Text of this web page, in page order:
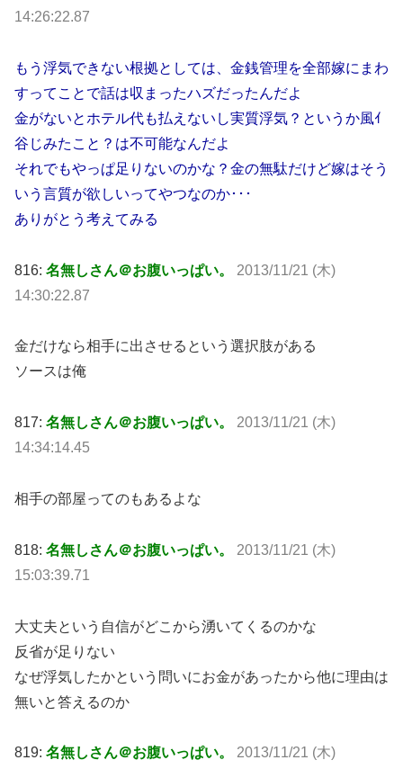
14:26:22.87
もう浮気できない根拠としては、金銭管理を全部嫁にまわ
すってことで話は収まったハズだったんだよ
金がないとホテル代も払えないし実質浮気？というか風ｲ
谷じみたこと？は不可能なんだよ
それでもやっぱ足りないのかな？金の無駄だけど嫁はそう
いう言質が欲しいってやつなのか･･･
ありがとう考えてみる
816: 名無しさん＠お腹いっぱい。 2013/11/21 (木)
14:30:22.87
金だけなら相手に出させるという選択肢がある
ソースは俺
817: 名無しさん＠お腹いっぱい。 2013/11/21 (木)
14:34:14.45
相手の部屋ってのもあるよな
818: 名無しさん＠お腹いっぱい。 2013/11/21 (木)
15:03:39.71
大丈夫という自信がどこから湧いてくるのかな
反省が足りない
なぜ浮気したかという問いにお金があったから他に理由は
無いと答えるのか
819: 名無しさん＠お腹いっぱい。 2013/11/21 (木)